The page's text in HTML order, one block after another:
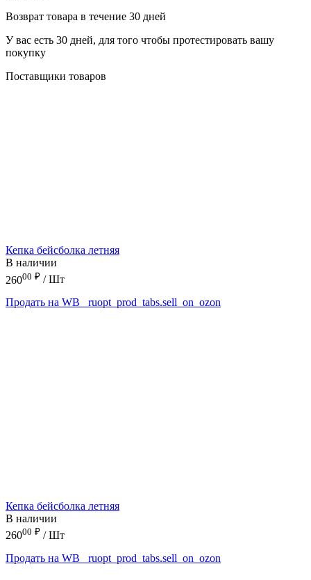
Возврат товара в течение 30 дней
У вас есть 30 дней, для того чтобы протестировать вашу
покупку
Поставщики товаров
Кепка бейсболка летняя
В наличии
26000 ₽ / Шт
Продать на WB
_ruopt_prod_tabs.sell_on_ozon
Кепка бейсболка летняя
В наличии
26000 ₽ / Шт
Продать на WB
_ruopt_prod_tabs.sell_on_ozon